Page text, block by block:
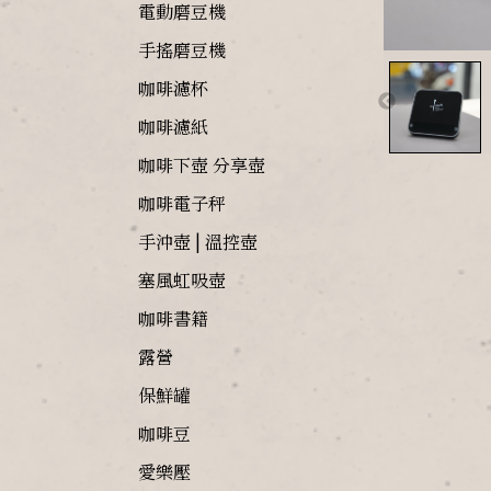
電動磨豆機
手搖磨豆機
咖啡濾杯
咖啡濾紙
咖啡下壺 分享壺
咖啡電子秤
手沖壺 | 溫控壺
塞風虹吸壺
咖啡書籍
露營
保鮮罐
咖啡豆
愛樂壓